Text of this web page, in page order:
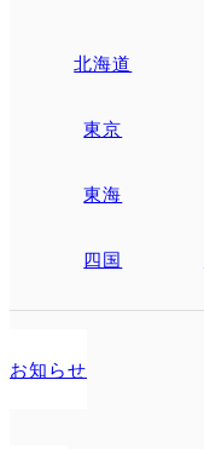
北海道
東京
東海
四国
お知らせ